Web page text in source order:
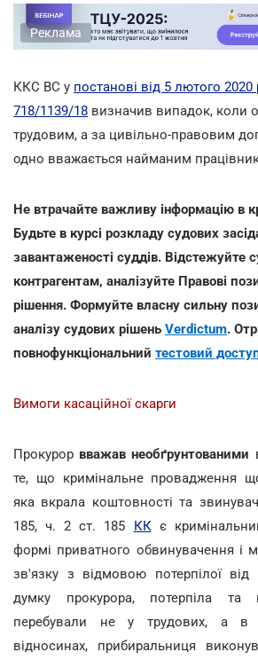
Реклама
ККС ВС у постанові від 5 лютого
718/1139/18 визначив випадок, коли
трудовим, а за цивільно-правовим
одно вважається найманим
Не втрачайте важливу інформацію в
Будьте в курсі розкладу судових
завантаженості суддів. Відстежуйте
контрагентам, аналізуйте Правові
рішення. Формуйте власну сильну
аналізу судових рішень Verdictum.
повнофункціональний тестовий
Вимоги касаційної скарги
Прокурор вважав необґрунтованими
те, що кримінальне провадження
яка вкрала коштовності та
185, ч. 2 ст. 185 ККє
формі приватного обвинувачення і
зв'язку з відмовою потерпілої
думку прокурора, потерпіла та
перебували не у трудових, а в
відносинах, прибиральниця